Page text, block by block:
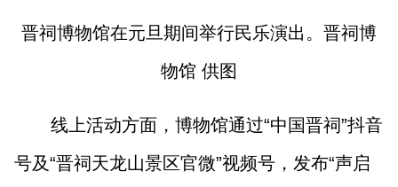
晋祠博物馆在元旦期间举行民乐演出。晋祠博
物馆 供图
线上活动方面，博物馆通过“中国晋祠”抖音
号及“晋祠天龙山景区官微”视频号，发布“声启